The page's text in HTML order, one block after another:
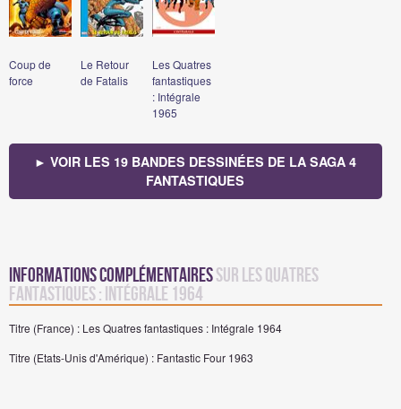
Coup de
force
Le Retour
de Fatalis
Les Quatres
fantastiques
: Intégrale
1965
► VOIR LES 19 BANDES DESSINÉES DE LA SAGA 4
FANTASTIQUES
Informations complémentairessur Les Quatres
fantastiques : Intégrale 1964
Titre (France) : Les Quatres fantastiques : Intégrale 1964
Titre (Etats-Unis d'Amérique) : Fantastic Four 1963